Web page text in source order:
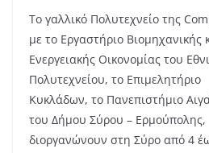
Το γαλλικό Πολυτεχνείο της
με το Εργαστήριο Βιομηχανικής
Ενεργειακής Οικονομίας του
Πολυτεχνείου, το Επιμελητήριο
Κυκλάδων, το Πανεπιστήμιο
του Δήμου Σύρου – Ερμούπολης,
διοργανώνουν στη Σύρο από 4